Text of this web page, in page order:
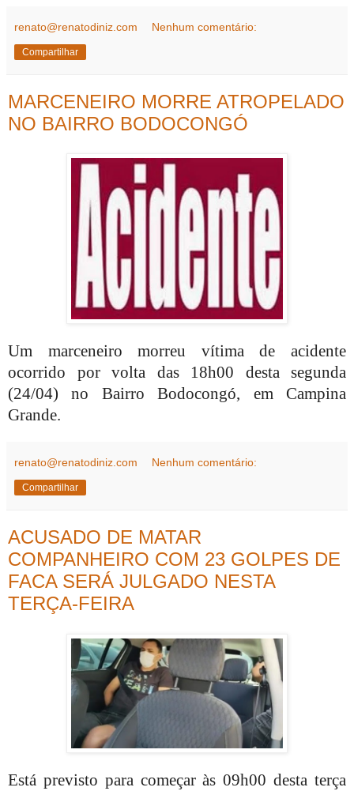
renato@renatodiniz.com Nenhum comentário:
Compartilhar
MARCENEIRO MORRE ATROPELADO
NO BAIRRO BODOCONGÓ
Um marceneiro morreu vítima de acidente
ocorrido por volta das 18h00 desta segunda
(24/04) no Bairro Bodocongó, em Campina
Grande.
renato@renatodiniz.com Nenhum comentário:
Compartilhar
ACUSADO DE MATAR
COMPANHEIRO COM 23 GOLPES DE
FACA SERÁ JULGADO NESTA
TERÇA-FEIRA
Está previsto para começar às 09h00 desta terça